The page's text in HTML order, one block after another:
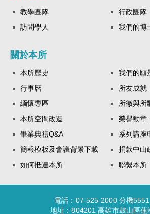
教學團隊
行政團隊
訪問學人
我們的博
關於本所
本所歷史
我們的願
行事曆
所友成就
緬懷專區
所徽與所
本所空間改造
榮譽勳章
畢業典禮Q&A
系列講座
簡報模板及會議背景下載
捐款中山
如何抵達本所
聯繫本所
電話：07-525-2000 分機
地址：804201 高雄市鼓山區蓮